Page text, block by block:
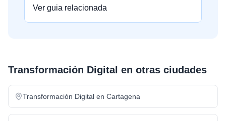
Ver guia relacionada
Transformación Digital en otras ciudades
Transformación Digital en Cartagena